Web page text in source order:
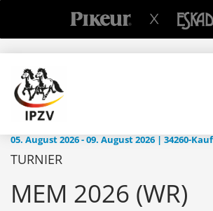
05. August 2026 - 09. August 2026 | 34260-
TURNIER
MEM 2026 (WR)